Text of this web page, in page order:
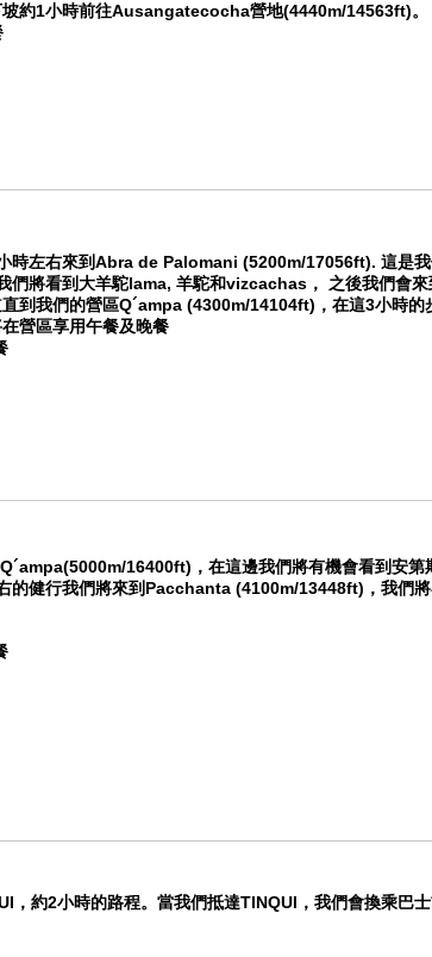
約1小時前往Ausangatecocha營地(4440m/14563ft)。
時左右來到Abra de Palomani (5200m/17056ft). 這是
們將看到大羊駝lama, 羊駝和vizcachas， 之後我們會
到我們的營區Q´ampa (4300m/14104ft)，在這3小時的
營區享用午餐及晚餐
16400ft)，在這邊我們將有機會看到安
的健行我們將來到Pacchanta (4100m/13448ft)，我們
，約2小時的路程。當我們抵達TINQUI，我們會換乘巴